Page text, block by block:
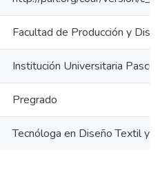
Facultad de Producción y
Institución Universitaria
Pregrado
Tecnóloga en Diseño Textil y